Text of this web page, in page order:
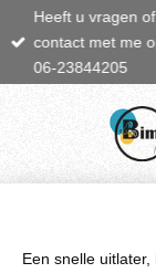
direct
naar
Heeft u vragen
contact met me
06-23844205
Een snelle